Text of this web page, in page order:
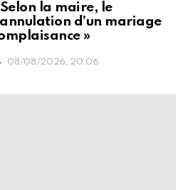
la maire, le
d’un mariage
»
08/08/2026, 20:06